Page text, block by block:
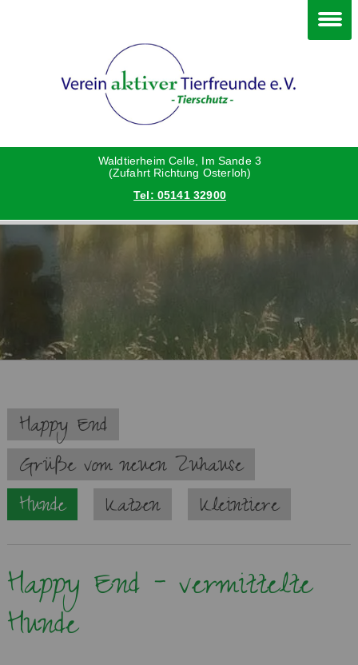
Waldtierheim Celle, Im Sande 3
(Zufahrt Richtung Osterloh)
Tel: 05141 32900
Navigation
überspringen
Happy End
Grüße vom neuen Zuhause
Hunde
Katzen Kleintiere
Happy End - vermittelte
Hunde
Katzen
Vermittlungshilfe privat
Danke an die Helfer
Vorstand
Satzung